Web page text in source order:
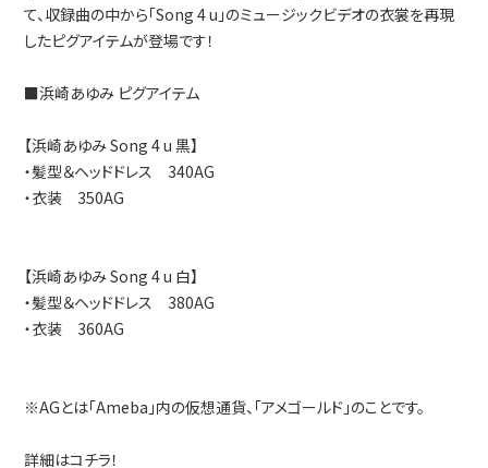
て、収録曲の中から「Song 4 u」のミュージックビデオの衣裳を再現
したピグアイテムが登場です！
■浜崎あゆみ ピグアイテム
【浜崎あゆみ Song 4 u 黒】
・髪型＆ヘッドドレス 340AG
・衣装 350AG
【浜崎あゆみ Song 4 u 白】
・髪型＆ヘッドドレス 380AG
・衣装 360AG
※AGとは「Ameba」内の仮想通貨、「アメゴールド」のことです。
詳細はコチラ！